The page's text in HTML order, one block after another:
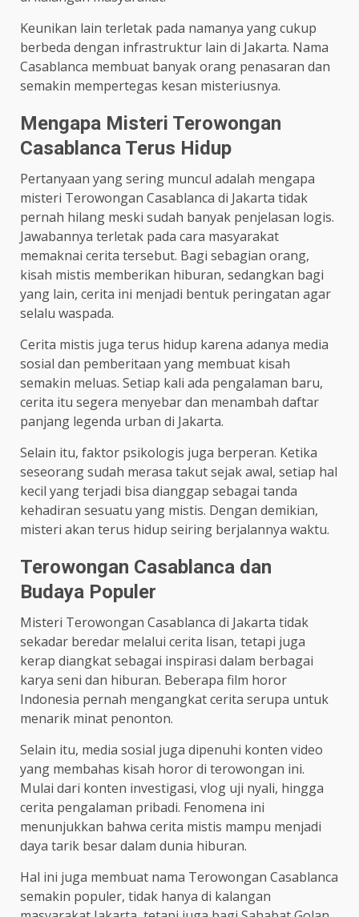
Keunikan lain terletak pada namanya yang cukup
berbeda dengan infrastruktur lain di Jakarta. Nama
Casablanca membuat banyak orang penasaran dan
semakin mempertegas kesan misteriusnya.
Mengapa Misteri Terowongan
Casablanca Terus Hidup
Pertanyaan yang sering muncul adalah mengapa
misteri Terowongan Casablanca di Jakarta tidak
pernah hilang meski sudah banyak penjelasan logis.
Jawabannya terletak pada cara masyarakat
memaknai cerita tersebut. Bagi sebagian orang,
kisah mistis memberikan hiburan, sedangkan bagi
yang lain, cerita ini menjadi bentuk peringatan agar
selalu waspada.
Cerita mistis juga terus hidup karena adanya media
sosial dan pemberitaan yang membuat kisah
semakin meluas. Setiap kali ada pengalaman baru,
cerita itu segera menyebar dan menambah daftar
panjang legenda urban di Jakarta.
Selain itu, faktor psikologis juga berperan. Ketika
seseorang sudah merasa takut sejak awal, setiap hal
kecil yang terjadi bisa dianggap sebagai tanda
kehadiran sesuatu yang mistis. Dengan demikian,
misteri akan terus hidup seiring berjalannya waktu.
Terowongan Casablanca dan
Budaya Populer
Misteri Terowongan Casablanca di Jakarta tidak
sekadar beredar melalui cerita lisan, tetapi juga
kerap diangkat sebagai inspirasi dalam berbagai
karya seni dan hiburan. Beberapa film horor
Indonesia pernah mengangkat cerita serupa untuk
menarik minat penonton.
Selain itu, media sosial juga dipenuhi konten video
yang membahas kisah horor di terowongan ini.
Mulai dari konten investigasi, vlog uji nyali, hingga
cerita pengalaman pribadi. Fenomena ini
menunjukkan bahwa cerita mistis mampu menjadi
daya tarik besar dalam dunia hiburan.
Hal ini juga membuat nama Terowongan Casablanca
semakin populer, tidak hanya di kalangan